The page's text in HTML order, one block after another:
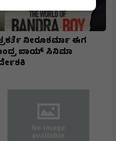
ನೀರೂಶರ್ಮಾ ಈಗ
ಬಾಯ್ ಸಿನಿಮಾ